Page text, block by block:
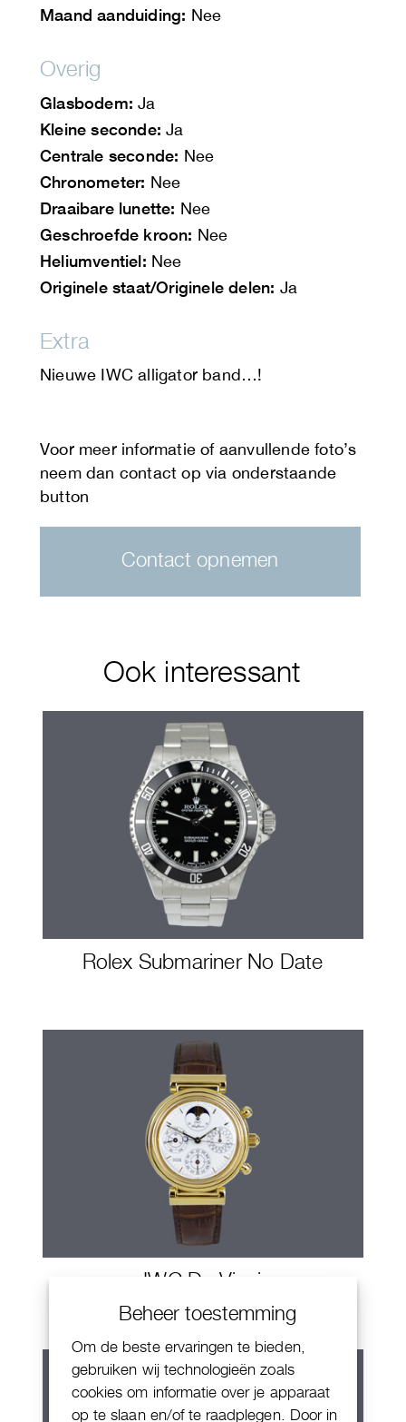
Beheer toestemming
Om de beste ervaringen te bieden,
gebruiken wij technologieën zoals
cookies om informatie over je apparaat
op te slaan en/of te raadplegen. Door in
Maand aanduiding: Nee
Overig
Glasbodem: Ja
Kleine seconde: Ja
Centrale seconde: Nee
Chronometer: Nee
Draaibare lunette: Nee
Geschroefde kroon: Nee
Heliumventiel: Nee
Originele staat/Originele delen: Ja
Extra
Nieuwe IWC alligator band…!
Contact opnemen
Ook interessant
Rolex Submariner No Date
IWC Da Vinci